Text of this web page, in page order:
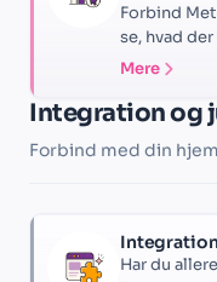
Forbind
se, hvad der
Mere
Integration og
Forbind med din
Har du